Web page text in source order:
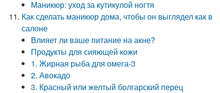
Маникюр: уход за кутикулой ногтя
Как сделать маникюр дома, чтобы он выглядел как в
салоне
Влияет ли ваше питание на акне?
Продукты для сияющей кожи
1. Жирная рыба для омега-3
2. Авокадо
3. Красный или желтый болгарский перец